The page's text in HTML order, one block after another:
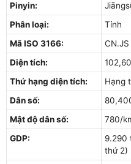
Pinyin:
Phân loại:
Tỉnh
Mã ISO 3166:
CN.JS
Diện tích:
Thứ hạng diện tích:
Hạng
Dân số:
Mật độ dân số:
780/
GDP:
9.290
thứ 2)